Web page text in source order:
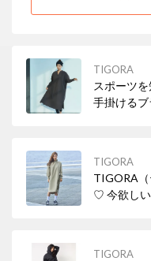
TIGORA
スポーツ
手掛けるブ
TIGORA
TIGORA
♡ 今欲しい
TIGORA